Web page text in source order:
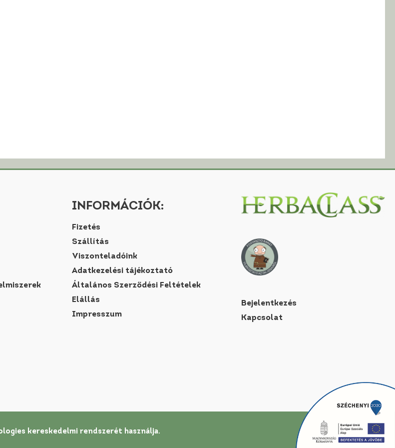
INFORMÁCIÓK:
Fizetés
Szállítás
Viszonteladóink
Adatkezelési tájékoztató
Általános Szerződési Feltételek
Elállás
Impresszum
Bejelentkezés
Kapcsolat
kereskedelmi rendszerét használja.